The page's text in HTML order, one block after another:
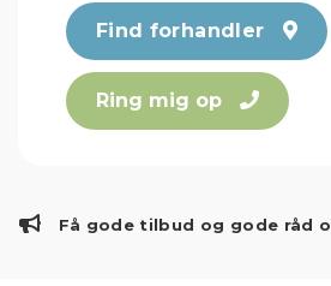
Find forhandler
Ring mig op
Få gode tilbud og gode råd